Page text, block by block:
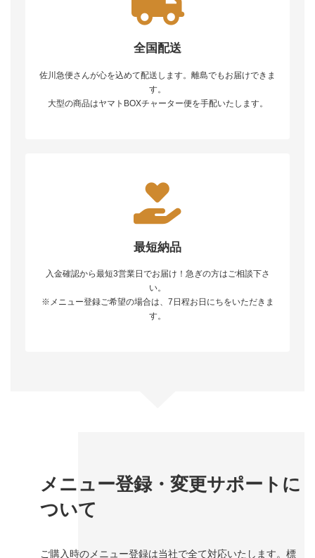
全国配送
佐川急便さんが心を込めて配送します。離島でもお届けできま
す。
大型の商品はヤマトBOXチャーター便を手配いたします。
最短納品
入金確認から最短3営業日でお届け！急ぎの方はご相談下さ
い。
※メニュー登録ご希望の場合は、7日程お日にちをいただきま
す。
メニュー登録・変更サポートに
ついて
ご購入時のメニュー登録は当社で全て対応いたします。標